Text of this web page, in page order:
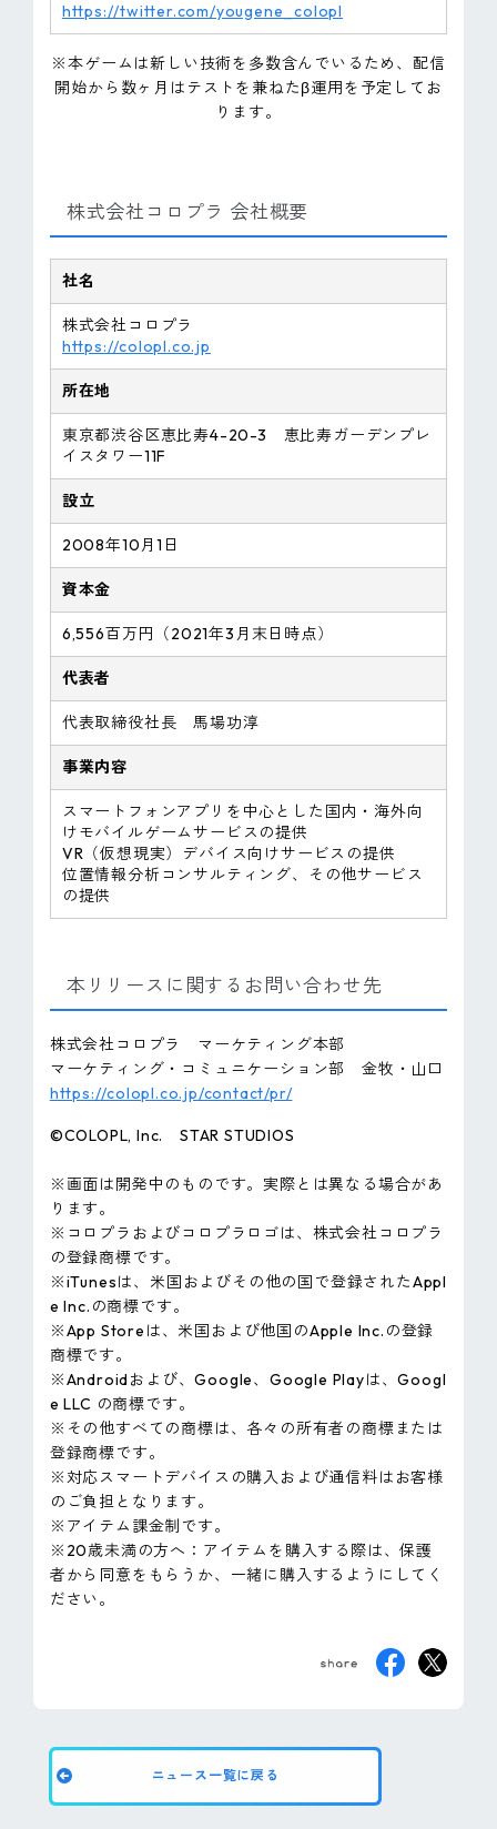
https://twitter.com/yougene_colopl
※本ゲームは新しい技術を多数含んでいるため、配信
開始から数ヶ月はテストを兼ねたβ運用を予定してお
ります。
株式会社コロプラ 会社概要
社名
株式会社コロプラ
https://colopl.co.jp
所在地
東京都渋谷区恵比寿4-20-3 恵比寿ガーデンプレ
イスタワー11F
設立
2008年10月1日
資本金
6,556百万円（2021年3月末日時点）
代表者
代表取締役社長 馬場功淳
事業内容
スマートフォンアプリを中心とした国内・海外向
けモバイルゲームサービスの提供
VR（仮想現実）デバイス向けサービスの提供
位置情報分析コンサルティング、その他サービス
の提供
本リリースに関するお問い合わせ先
株式会社コロプラ マーケティング本部
マーケティング・コミュニケーション部 金牧・山口
https://colopl.co.jp/contact/pr/
©COLOPL, Inc. STAR STUDIOS
※画面は開発中のものです。実際とは異なる場合があ
ります。
※コロプラおよびコロプラロゴは、株式会社コロプラ
の登録商標です。
※iTunesは、米国およびその他の国で登録されたAppl
e Inc.の商標です。
※App Storeは、米国および他国のApple Inc.の登録
商標です。
※Androidおよび、Google、Google Playは、Googl
e LLC の商標です。
※その他すべての商標は、各々の所有者の商標または
登録商標です。
※対応スマートデバイスの購入および通信料はお客様
のご負担となります。
※アイテム課金制です。
※20歳未満の方へ：アイテムを購入する際は、保護
者から同意をもらうか、一緒に購入するようにしてく
ださい。
ニュース一覧に戻る